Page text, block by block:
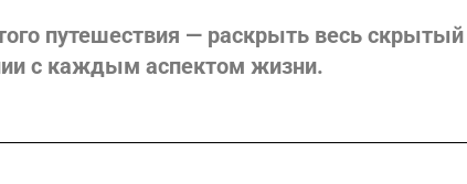
путешествия — раскрыть весь
с каждым аспектом жизни.